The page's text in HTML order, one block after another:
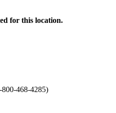
for this location.
800-468-4285)